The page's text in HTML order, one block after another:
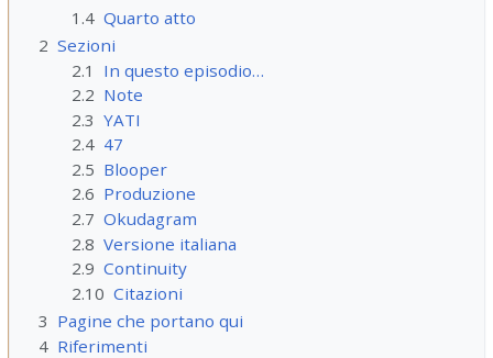
1.4 Quarto atto
2 Sezioni
2.1
In questo episodio…
2.2 Note
2.3 YATI
2.4 47
2.5 Blooper
2.6 Produzione
2.7 Okudagram
2.8 Versione italiana
2.9 Continuity
2.10 Citazioni
3 Pagine che portano qui
4 Riferimenti